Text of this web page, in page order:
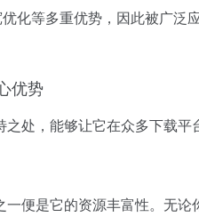
化等多重优势，因此被广
优势
处，能够让它在众多下载平
便是它的资源丰富性。无